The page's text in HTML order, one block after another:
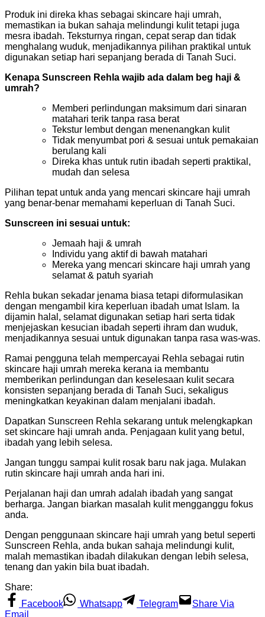
Produk ini direka khas sebagai skincare haji umrah,
memastikan ia bukan sahaja melindungi kulit tetapi juga
mesra ibadah. Teksturnya ringan, cepat serap dan tidak
menghalang wuduk, menjadikannya pilihan praktikal untuk
digunakan setiap hari sepanjang berada di Tanah Suci.
Kenapa Sunscreen Rehla wajib ada dalam beg haji &
umrah?
Memberi perlindungan maksimum dari sinaran
matahari terik tanpa rasa berat
Tekstur lembut dengan menenangkan kulit
Tidak menyumbat pori & sesuai untuk pemakaian
berulang kali
Direka khas untuk rutin ibadah seperti praktikal,
mudah dan selesa
Pilihan tepat untuk anda yang mencari skincare haji umrah
yang benar-benar memahami keperluan di Tanah Suci.
Sunscreen ini sesuai untuk:
Jemaah haji & umrah
Individu yang aktif di bawah matahari
Mereka yang mencari skincare haji umrah yang
selamat & patuh syariah
Rehla bukan sekadar jenama biasa tetapi diformulasikan
dengan mengambil kira keperluan ibadah umat Islam. Ia
dijamin halal, selamat digunakan setiap hari serta tidak
menjejaskan kesucian ibadah seperti ihram dan wuduk,
menjadikannya sesuai untuk digunakan tanpa rasa was-was.
Ramai pengguna telah mempercayai Rehla sebagai rutin
skincare haji umrah mereka kerana ia membantu
memberikan perlindungan dan keselesaan kulit secara
konsisten sepanjang berada di Tanah Suci, sekaligus
meningkatkan keyakinan dalam menjalani ibadah.
Dapatkan Sunscreen Rehla sekarang untuk melengkapkan
set skincare haji umrah anda. Penjagaan kulit yang betul,
ibadah yang lebih selesa.
Jangan tunggu sampai kulit rosak baru nak jaga. Mulakan
rutin skincare haji umrah anda hari ini.
Perjalanan haji dan umrah adalah ibadah yang sangat
berharga. Jangan biarkan masalah kulit mengganggu fokus
anda.
Dengan penggunaan skincare haji umrah yang betul seperti
Sunscreen Rehla, anda bukan sahaja melindungi kulit,
malah memastikan ibadah dilakukan dengan lebih selesa,
tenang dan yakin bila buat ibadah.
Share:
Facebook
Whatsapp Telegram
Share Via
Email